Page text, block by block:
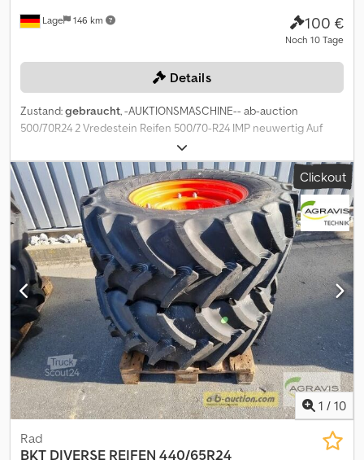
Lage 146 km 100 €
Noch 10 Tage
Details
Zustand:gebraucht, -AUKTIONSMASCHINE-- ab-auction
500/70R24 2 Vredestein Reifen 500/70-R24 IMP neuwertig Auf
diese Maschine können Sie Online bieten Der Startpreis beträgt
100.00 EUR excl. MwSt. Registrieren Sie sich kostenlos und bieten
Sie mit. Hier geht es zur Auktion: ----- ----- Exciting Online
Auction! Start bidding on NOW! Dsdpfx Aex R Htfoh Tjwa ab-
auction
Clickout
1 / 10
Rad
BKT DIVERSE REIFEN 440/65R24